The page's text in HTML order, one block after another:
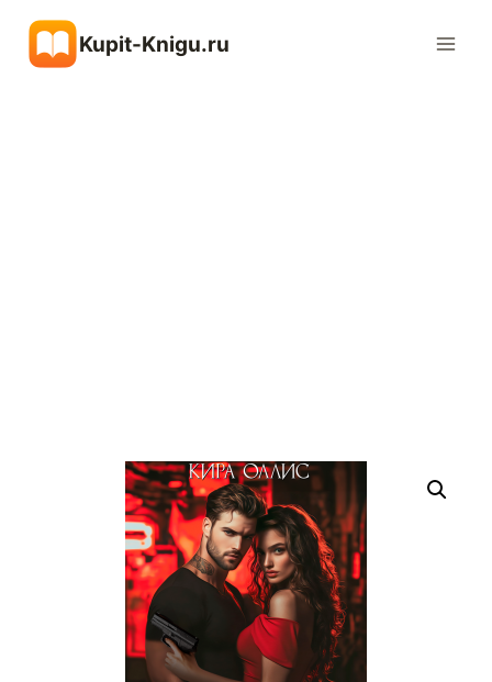
содержимому
Kupit-Knigu.ru